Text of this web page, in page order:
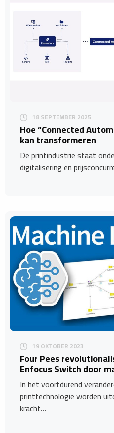
18 SEPTEMBER 2025
Hoe “Connected
kan transformeren
De printindustrie staat
digitalisering en
19 OKTOBER 2023
Four Pees
Enfocus Switch door
In het voortdurend
printtechnologie worden
kracht…